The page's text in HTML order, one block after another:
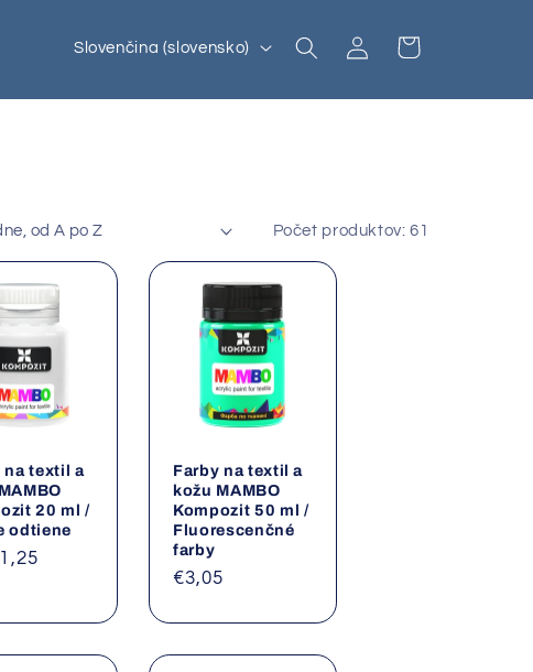
JSlovenčina (slovensko)
Prihlásiť
Košík
Počet produktov: 61
na textil a
20 ml /
odtiene
Farby na textil a
kožu MAMBO
Kompozit 50 ml /
Fluorescenčné
farby
Normálna
€3,05